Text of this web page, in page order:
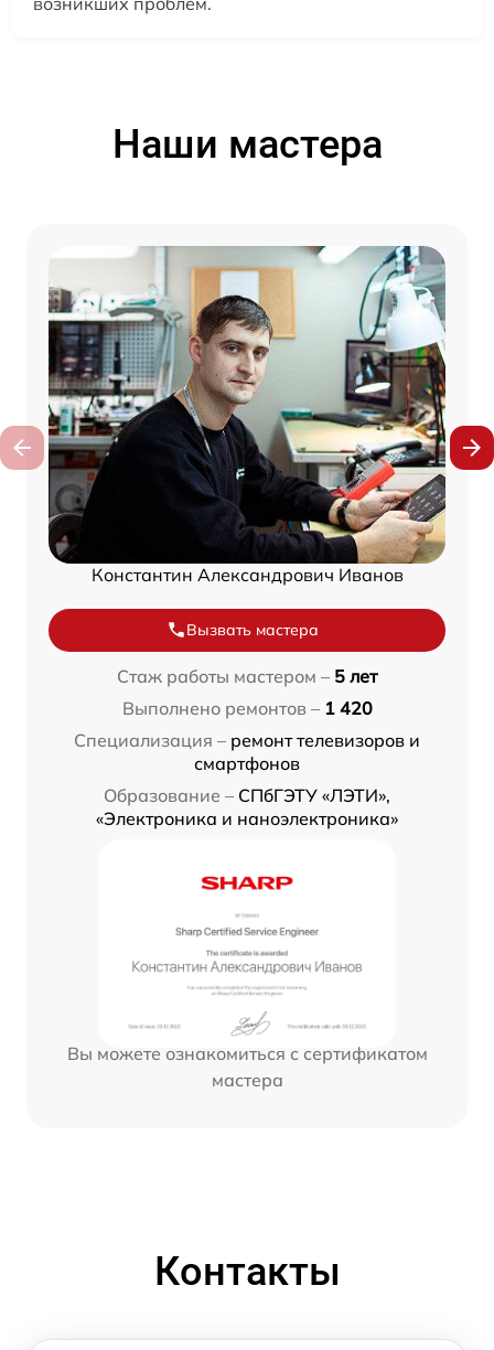
Наши мастера
Константин Александрович Иванов
Вызвать мастера
Стаж работы мастером – 5 лет
Выполнено ремонтов – 1 420
Специализация – ремонт телевизоров и
смартфонов
Образование – СПбГЭТУ «ЛЭТИ»,
«Электроника и наноэлектроника»
Вы можете ознакомиться с сертификатом
мастера
Контакты